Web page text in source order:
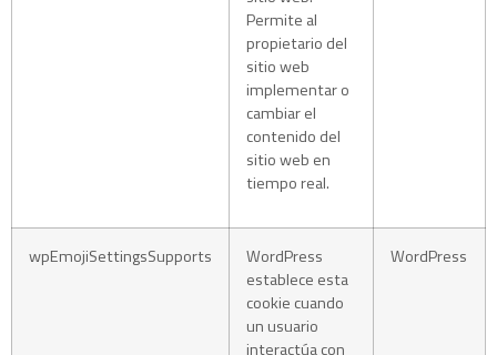
Permite al
propietario del
sitio web
implementar o
cambiar el
contenido del
sitio web en
tiempo real.
wpEmojiSettingsSupports
WordPress
establece esta
cookie cuando
un usuario
interactúa con
WordPress